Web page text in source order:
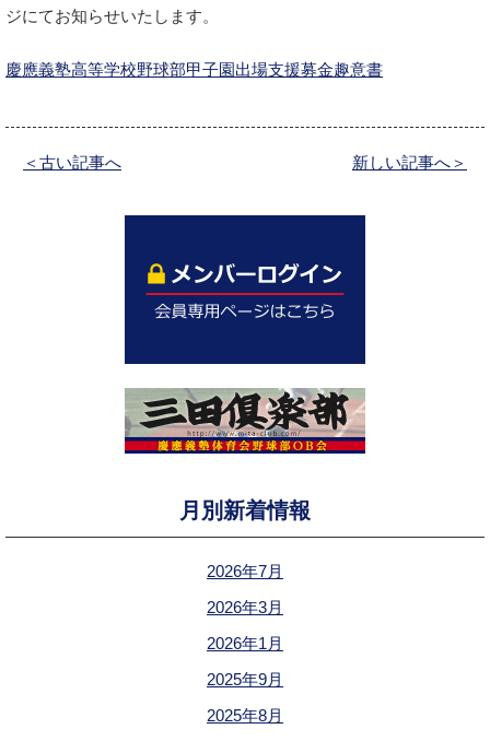
ジにてお知らせいたします。
慶應義塾高等学校野球部甲子園出場支援募金趣意書
＜古い記事へ 新しい記事へ＞
月別新着情報
2026年7月
2026年3月
2026年1月
2025年9月
2025年8月